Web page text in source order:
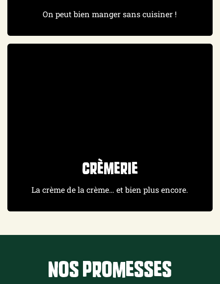
On peut bien manger sans cuisiner !
Crèmerie
La crème de la crème… et bien plus encore.
Nos promesses